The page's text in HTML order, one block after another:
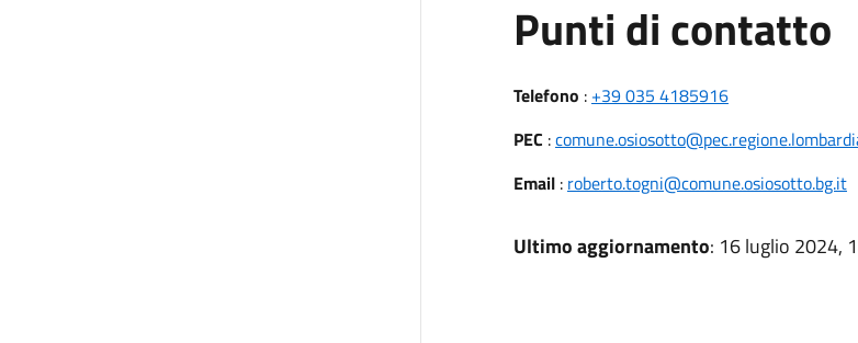
Punti di contatto
Telefono : +39 035 4185916
PEC :
Email: roberto.togni@comune.osiosotto.bg.it
Ultimo aggiornamento: 16 luglio 2024,